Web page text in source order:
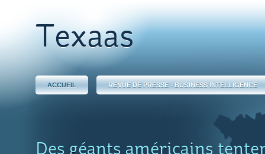
Texaas
ACCUEIL REVUE DE PRESSE - BUSINESS INTELLIGENCE
Des géants américains